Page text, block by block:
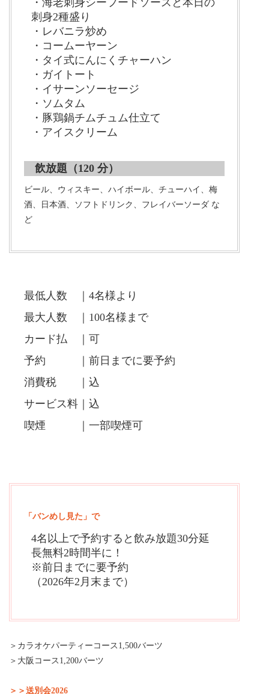
・海老刺身シーフードソースと本日の
刺身2種盛り
・レバニラ炒め
・コームーヤーン
・タイ式にんにくチャーハン
・ガイトート
・イサーンソーセージ
・ソムタム
・豚鶏鍋チムチュム仕立て
・アイスクリーム
飲放題（120 分）
ビール、ウィスキー、ハイボール、チューハイ、梅
酒、日本酒、ソフトドリンク、フレイバーソーダ な
ど
最低人数 ｜4名様より
最大人数 ｜100名様まで
カード払 ｜可
予約 ｜前日までに要予約
消費税 ｜込
サービス料｜込
喫煙 ｜一部喫煙可
「バンめし見た」で
4名以上で予約すると飲み放題30分延
長無料2時間半に！
※前日までに要予約
（2026年2月末まで）
＞カラオケパーティーコース1,500バーツ
＞大阪コース1,200バーツ
＞＞送別会2026